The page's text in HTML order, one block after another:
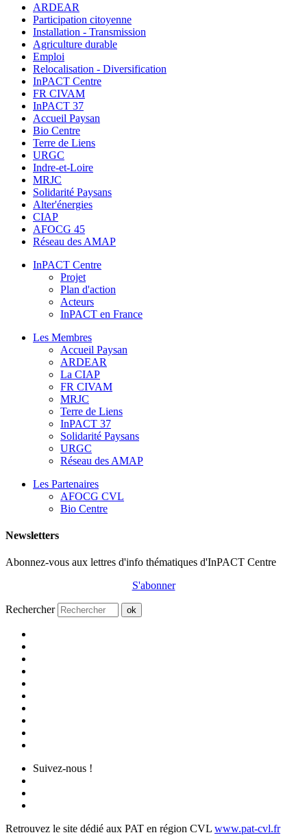
ARDEAR
Participation citoyenne
Installation - Transmission
Agriculture durable
Emploi
Relocalisation - Diversification
InPACT Centre
FR CIVAM
InPACT 37
Accueil Paysan
Bio Centre
Terre de Liens
URGC
Indre-et-Loire
MRJC
Solidarité Paysans
Alter'énergies
CIAP
AFOCG 45
Réseau des AMAP
InPACT Centre
Projet
Plan d'action
Acteurs
InPACT en France
Les Membres
Accueil Paysan
ARDEAR
La CIAP
FR CIVAM
MRJC
Terre de Liens
InPACT 37
Solidarité Paysans
URGC
Réseau des AMAP
Les Partenaires
AFOCG CVL
Bio Centre
Newsletters
Abonnez-vous aux lettres d'info thématiques d'InPACT Centre
S'abonner
Rechercher ok
Suivez-nous !
Retrouvez le site dédié aux PAT en région CVL www.pat-cvl.fr